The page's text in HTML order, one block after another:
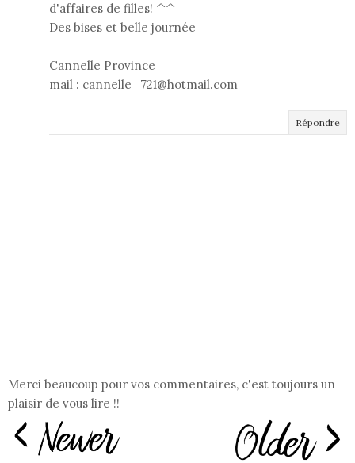
d'affaires de filles! ^^
Des bises et belle journée
Cannelle Province
mail : cannelle_721@hotmail.com
Répondre
Merci beaucoup pour vos commentaires, c'est toujours un
plaisir de vous lire !!